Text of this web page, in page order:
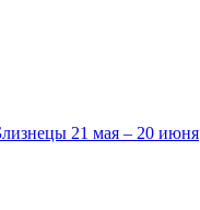
21 мая – 20 июня